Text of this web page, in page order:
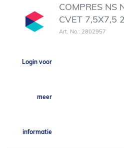
COMPRES NS
CVET 7,5X7,5
Art. No.: 2802957
Login voor
meer
informatie